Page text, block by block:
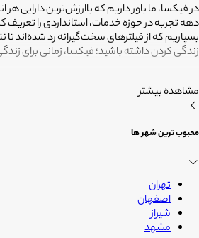
در فیکسا، ما باور داریم که باارزش‌ترین دارایی
دهه تجربه در حوزه خدمات، استانداردی را
بسپاریم که از فیلترهای سخت‌گیرانه رد
زندگی کردن داشته باشید؛ فیکسا، زمانی برای
مشاهده بیشتر
محبوب ترین شهر ها
تهران
اصفهان
شیراز
مشهد